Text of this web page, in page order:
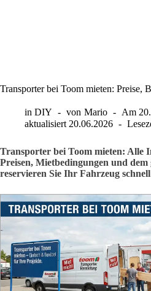
Transporter bei Toom mieten: Preise,
in DIY von Mario Am
aktualisiert 20.06.2026
Transporter bei Toom mieten: Alle
Preisen, Mietbedingungen und dem
reservieren Sie Ihr Fahrzeug